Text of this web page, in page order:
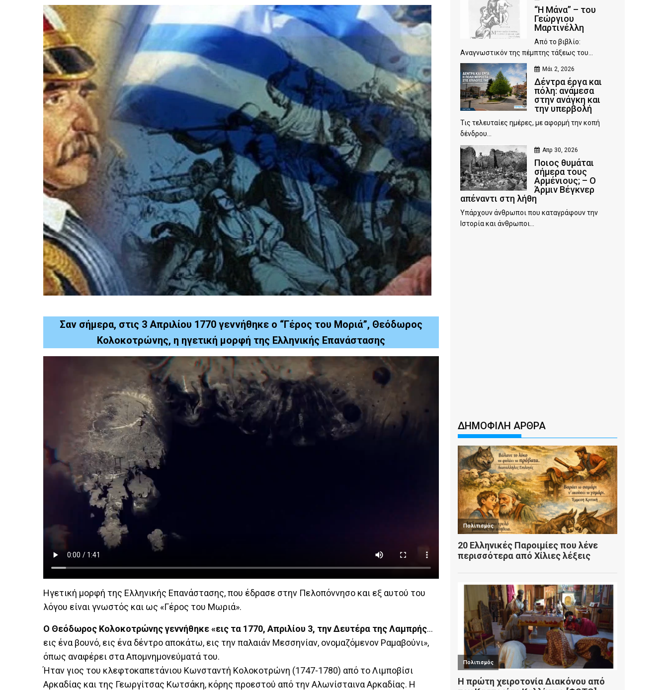
Σαν σήμερα, στις 3 Απριλίου 1770 γεννήθηκε ο “Γέρος του Μοριά”, Θεόδωρος
Κολοκοτρώνης, η ηγετική μορφή της Ελληνικής Επανάστασης
Ηγετική μορφή της Ελληνικής Επανάστασης, που έδρασε στην Πελοπόννησο και εξ αυτού του
λόγου είναι γνωστός και ως «Γέρος του Μωριά».
Ο Θεόδωρος Κολοκοτρώνης γεννήθηκε «εις τα 1770, Απριλίου 3, την Δευτέρα της Λαμπρής…
εις ένα βουνό, εις ένα δέντρο αποκάτω, εις την παλαιάν Μεσσηνίαν, ονομαζόμενον Ραμαβούνι»,
όπως αναφέρει στα Απομνημονεύματά του.
Ήταν γιος του κλεφτοκαπετάνιου Κωνσταντή Κολοκοτρώνη (1747-1780) από το Λιμποβίσι
Αρκαδίας και της Γεωργίτσας Κωτσάκη, κόρης προεστού από την Αλωνίσταινα Αρκαδίας. Η
“Η Μάνα” – του
Γεώργιου
Μαρτινέλλη
Από το βιβλίο:
Αναγνωστικόν της πέμπτης τάξεως του...
Μάι 2, 2026
Δέντρα έργα και
πόλη: ανάμεσα
στην ανάγκη και
την υπερβολή
Τις τελευταίες ημέρες, με αφορμή την κοπή
δένδρου...
Απρ 30, 2026
Ποιος θυμάται
σήμερα τους
Αρμένιους; – Ο
Άρμιν Βέγκνερ
απέναντι στη λήθη
Υπάρχουν άνθρωποι που καταγράφουν την
Ιστορία και άνθρωποι...
ΔΗΜΟΦΙΛΗ ΑΡΘΡΑ